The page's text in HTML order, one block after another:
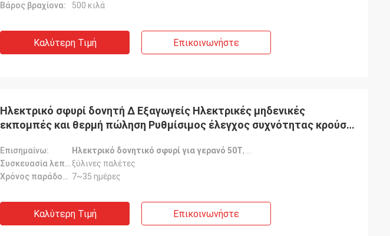
Βάρος βραχίονα:
500 κιλά
Καλύτερη Τιμή Επικοινωνήστε
Ηλεκτρικό σφυρί δονητή ∆ Εξαγωγείς Ηλεκτρικές μηδενικές
εκπομπές και θερμή πώληση Ρυθμίσιμος έλεγχος συχνότητας κρούσης
Επισημαίνω: Ηλεκτρικό δονητικό σφυρί για γερανό 50T,
Συσκευασία λεπτομέρειες: ξύλινες παλέτες
Χρόνος παράδοσης: 7~35 ημέρες
Καλύτερη Τιμή Επικοινωνήστε